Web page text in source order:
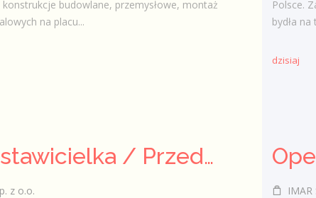
budowlane, przemysłowe, montaż
na placu...
Polsce.
bydła
dzisiaj
Przedstawicielka / Przedstawiciel Handlowy ds. Żywienia Zwierząt
z o.o.
IMAR